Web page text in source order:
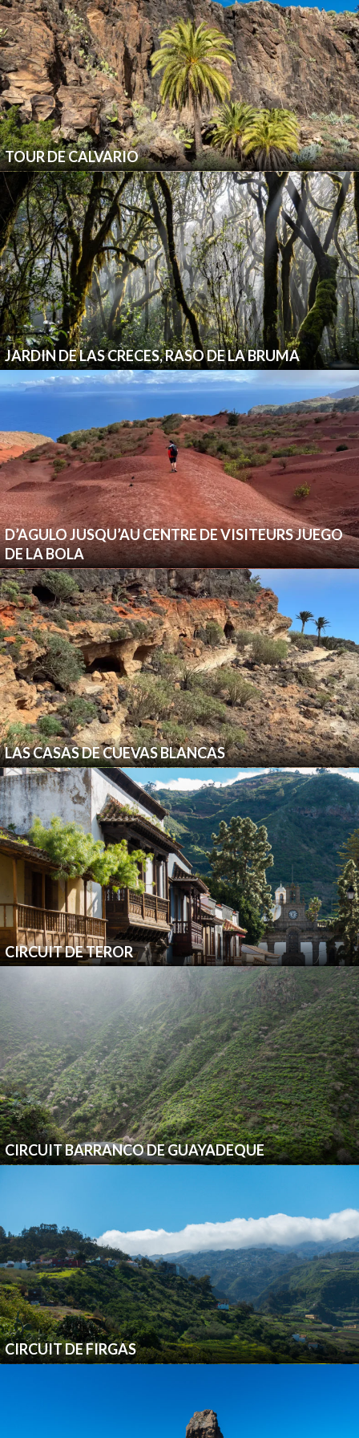
TOUR DE CALVARIO
JARDIN DE LAS CRECES, RASO DE LA BRUMA
D’AGULO JUSQU’AU CENTRE DE VISITEURS JUEGO
DE LA BOLA
LAS CASAS DE CUEVAS BLANCAS
CIRCUIT DE TEROR
CIRCUIT BARRANCO DE GUAYADEQUE
CIRCUIT DE FIRGAS